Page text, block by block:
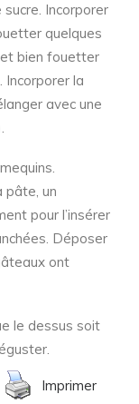
Incorporer
quelques
et bien fouetter
Incorporer la
avec une
pâte, un
pour l’insérer
Déposer
ont
le dessus soit
Imprimer